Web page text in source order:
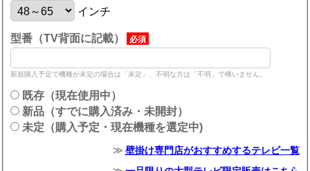
インチ
型番（TV背面に記載） 必須
新規購入予定で機種が未定の場合は「未定」、不明な方は「不明」で構いません。
既存（現在使用中）
新品（すでに購入済み・未開封）
未定（購入予定・現在機種を選定中)
壁掛け専門店がおすすめするテレビ一覧